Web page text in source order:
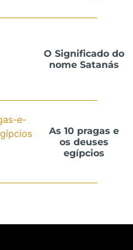
O Significado do
nome Satanás
As 10 pragas e
os deuses
egípcios